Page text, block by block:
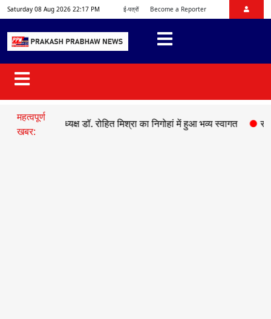
Saturday 08 Aug 2026 22:17 PM ई-पत्रों Become a Reporter
महत्वपूर्ण
खबर:
अध्यक्ष डॉ. रोहित मिश्रा का निगोहां में हुआ भव्य स्वागत ●सड़क हादसे